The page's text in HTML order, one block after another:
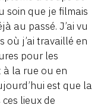
soin que je filmais
au passé. J’ai vu
où j’ai travaillé en
pour les
à la rue ou en
est que la
lieux de